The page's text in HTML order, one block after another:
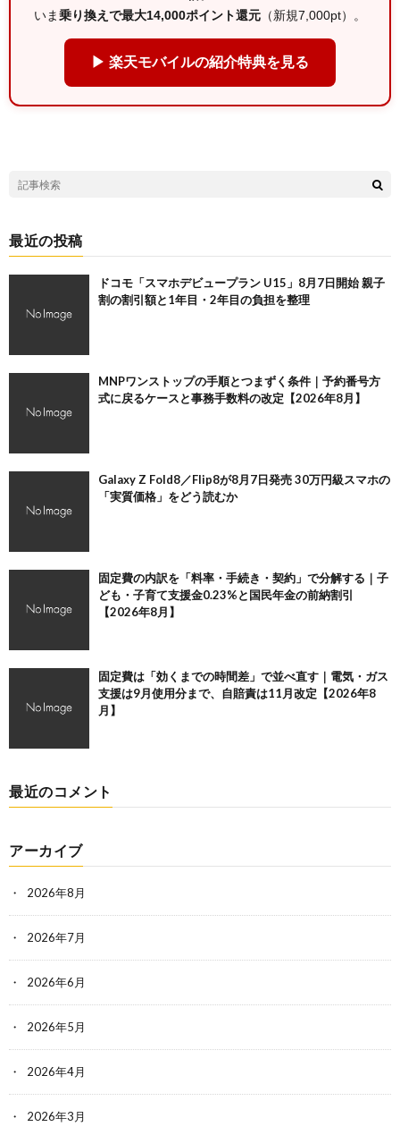
いま乗り換えで最大14,000ポイント還元 （新規7,000pt）。
▶ 楽天モバイルの紹介特典を見る
最近の投稿
ドコモ「スマホデビュープラン U15」8月7日開始 親子
割の割引額と1年目・2年目の負担を整理
MNPワンストップの手順とつまずく条件｜予約番号方
式に戻るケースと事務手数料の改定【2026年8月】
Galaxy Z Fold8／Flip8が8月7日発売 30万円級スマホの
「実質価格」をどう読むか
固定費の内訳を「料率・手続き・契約」で分解する｜子
ども・子育て支援金0.23%と国民年金の前納割引
【2026年8月】
固定費は「効くまでの時間差」で並べ直す｜電気・ガス
支援は9月使用分まで、自賠責は11月改定【2026年8
月】
最近のコメント
アーカイブ
2026年8月
2026年7月
2026年6月
2026年5月
2026年4月
2026年3月